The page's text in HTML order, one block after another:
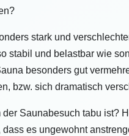
stark und
stabil und belastbar wie
besonders gut
bzw. sich dramatisch
Saunabesuch tabu ist?
es ungewohnt